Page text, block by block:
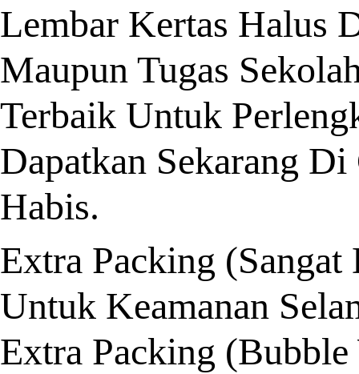
Lembar Kertas Halus
Maupun Tugas
Terbaik Untuk
Dapatkan Sekarang
Habis.
Extra Packing (Sangat
Untuk Keamanan
Extra Packing